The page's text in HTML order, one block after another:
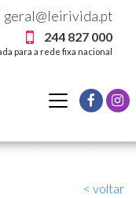
geral@leirivida.pt
244 827 000
para a rede fixa nacional
< voltar